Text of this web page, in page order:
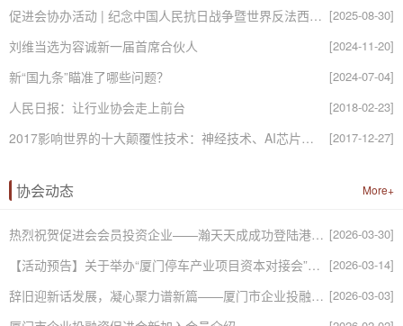
[2025-08-30]
促进会协办活动 | 纪念中国人民抗日战争暨世界反法西斯战争胜利80周年书画展即将在厦启幕
[2024-11-20]
刘维当选为容诚新一届首席合伙人
[2024-07-04]
新“国九条”瞄准了哪些问题？
[2018-02-23]
人民日报：让行业协会走上前台
[2017-12-27]
2017影响世界的十大颠覆性技术：神经技术、AI芯片、大规模仿真、再生医学······
协会动态 More+
[2026-03-30]
热烈祝贺促进会会员投资企业——瀚天天成成功登陆港交所
[2026-03-14]
【活动预告】关于举办“厦门停车产业项目资本对接会”的通知
[2026-03-03]
辞旧迎新话发展，凝心聚力谱新篇——厦门市企业投融资促进会马年新春茶话会圆满举行